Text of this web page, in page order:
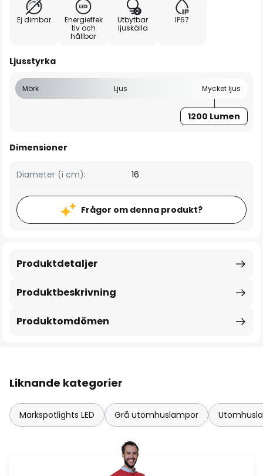
Ej dimbar
Energieffek
tiv och
hållbar
Utbytbar
ljuskälla
IP67
Ljusstyrka
Mörk Ljus Mycket ljus
1200 Lumen
Dimensioner
Diameter (i cm): 16
Frågor om denna produkt?
Produktbeskrivning
Produktdetaljer
Produktomdömen
Liknande kategorier
Markspotlights LED Grå utomhuslampor